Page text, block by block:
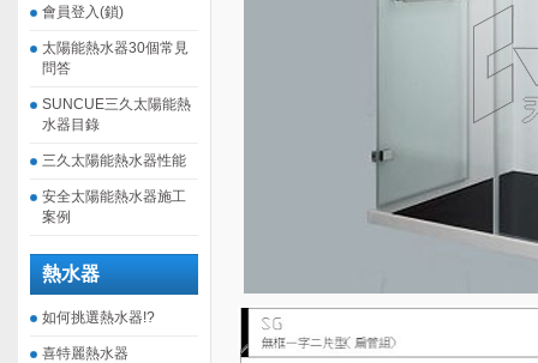
會員登入(鎖)
太陽能熱水器30個常見
問答
SUNCUE三久太陽能熱
水器目錄
三久太陽能熱水器性能
安全太陽能熱水器施工
案例
熱水器
如何挑選熱水器!?
喜特麗熱水器